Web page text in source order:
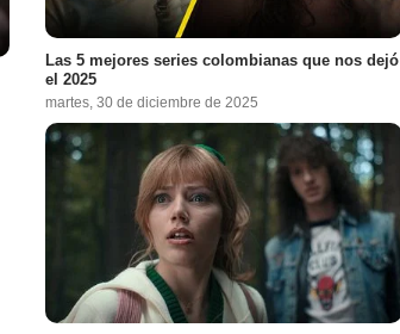
Las 5 mejores series colombianas que nos dejó
el 2025
martes, 30 de diciembre de 2025